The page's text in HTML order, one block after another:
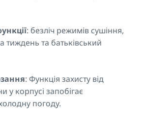
: безліч режимів сушіння,
тиждень та батьківський
: Функція захисту від
у корпусі запобігає
погоду.